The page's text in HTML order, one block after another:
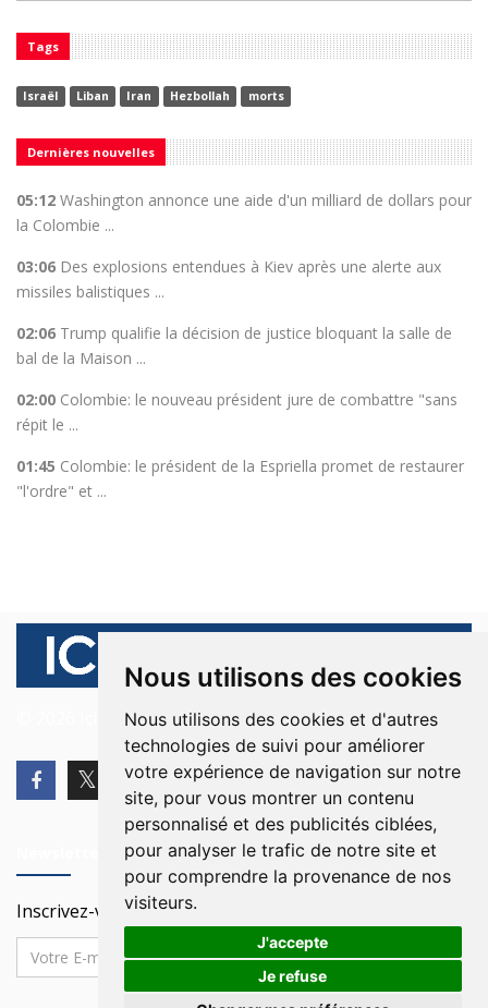
Nous utilisons des cookies
Nous utilisons des cookies et d'autres
technologies de suivi pour améliorer
votre expérience de navigation sur notre
site, pour vous montrer un contenu
personnalisé et des publicités ciblées,
pour analyser le trafic de notre site et
pour comprendre la provenance de nos
visiteurs.
J'accepte
Je refuse
Tags
Israël Liban Iran Hezbollah morts
Dernières nouvelles
05:12 Washington annonce une aide d'un milliard de dollars pour
la Colombie ...
03:06 Des explosions entendues à Kiev après une alerte aux
missiles balistiques ...
02:06 Trump qualifie la décision de justice bloquant la salle de
bal de la Maison ...
02:00 Colombie: le nouveau président jure de combattre "sans
répit le ...
01:45 Colombie: le président de la Espriella promet de restaurer
"l'ordre" et ...
© 2026 Ici Beyrouth. Tous les droits sont réservés.
Inscrivez-vous à notre Newsletter